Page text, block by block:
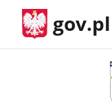
gov.pl